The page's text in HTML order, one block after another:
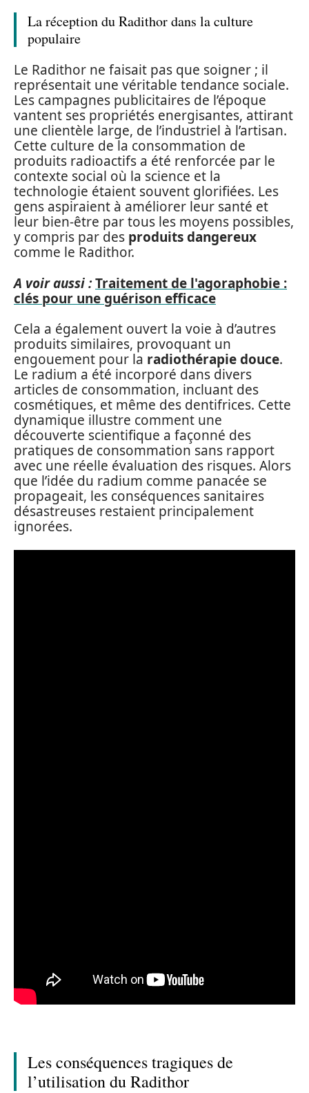
La réception du Radithor dans la culture
populaire
Le Radithor ne faisait pas que soigner ; il
représentait une véritable tendance sociale.
Les campagnes publicitaires de l’époque
vantent ses propriétés energisantes, attirant
une clientèle large, de l’industriel à l’artisan.
Cette culture de la consommation de
produits radioactifs a été renforcée par le
contexte social où la science et la
technologie étaient souvent glorifiées. Les
gens aspiraient à améliorer leur santé et
leur bien-être par tous les moyens possibles,
y compris par des produits dangereux
comme le Radithor.
A voir aussi :Traitement de l'agoraphobie :
clés pour une guérison efficace
Cela a également ouvert la voie à d’autres
produits similaires, provoquant un
engouement pour la radiothérapie douce.
Le radium a été incorporé dans divers
articles de consommation, incluant des
cosmétiques, et même des dentifrices. Cette
dynamique illustre comment une
découverte scientifique a façonné des
pratiques de consommation sans rapport
avec une réelle évaluation des risques. Alors
que l’idée du radium comme panacée se
propageait, les conséquences sanitaires
désastreuses restaient principalement
ignorées.
Les conséquences tragiques de
l’utilisation du Radithor